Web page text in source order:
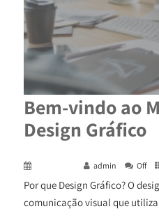
Bem-vindo ao
Design Gráfico
admin Off
Por que Design Gráfico? O
comunicação visual que